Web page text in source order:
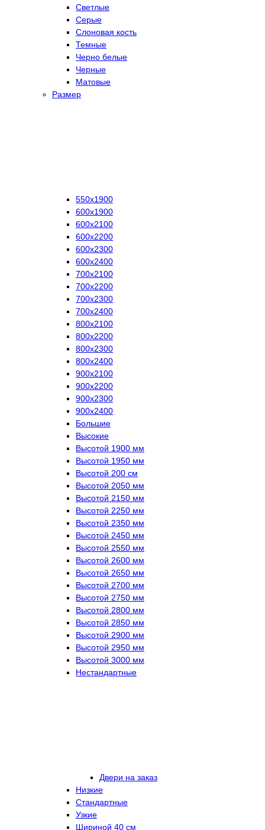
Светлые
Серые
Слоновая кость
Темные
Черно белые
Черные
Матовые
Размер
550х1900
600х1900
600х2100
600х2200
600х2300
600х2400
700х2100
700х2200
700х2300
700х2400
800х2100
800х2200
800х2300
800х2400
900х2100
900х2200
900х2300
900х2400
Большие
Высокие
Высотой 1900 мм
Высотой 1950 мм
Высотой 200 см
Высотой 2050 мм
Высотой 2150 мм
Высотой 2250 мм
Высотой 2350 мм
Высотой 2450 мм
Высотой 2550 мм
Высотой 2600 мм
Высотой 2650 мм
Высотой 2700 мм
Высотой 2750 мм
Высотой 2800 мм
Высотой 2850 мм
Высотой 2900 мм
Высотой 2950 мм
Высотой 3000 мм
Нестандартные
Двери на заказ
Низкие
Стандартные
Узкие
Шириной 40 см